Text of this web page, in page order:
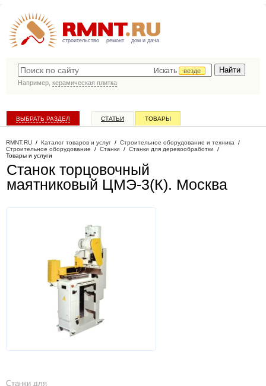
строительство ремонт дом и дача
Искать
везде
Например, керамическая плитка
ВЫБРАТЬ РАЗДЕЛ СТАТЬИ ТОВАРЫ
RMNT.RU / Каталог товаров и услуг / Строительное оборудование и техника /
Строительное оборудование / Станки / Станки для деревообработки /
Товары и услуги
Станок торцовочный
маятниковый ЦМЭ-3(К). Москва
Станки для